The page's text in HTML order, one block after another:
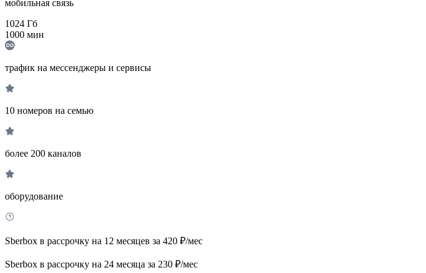
мобильная связь
1024 Гб
1000 мин
трафик на мессенджеры и сервисы
10 номеров на семью
более 200 каналов
оборудование
Sberbox в рассрочку на 12 месяцев за 420 ₽/мес
Sberbox в рассрочку на 24 месяца за 230 ₽/мес